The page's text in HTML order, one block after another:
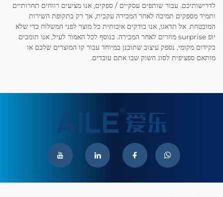
לדרישותיכם. עבור שותפים עסקיים / ספקים, אנו מציעים רווחים תחרותיים
ותמיד מספקים תמיכה לאחר המכירה עקבית, אך רק בתקופת השירות
המובטחת. אל תדאגו, אנו בודקים איכותית כל מוצר לפני המשלוח כדי שלא
יופ surprise מוזרים לאחר המכירה. בנוסף לכל האמור לעיל, אנו תומכים
בקידום מקומי, נספק עיצוב שתוכנן במיוחד עבור קו המוצרים שלכם או
מותאם ספציפית לסוג השוק שבו אתם עובדים.